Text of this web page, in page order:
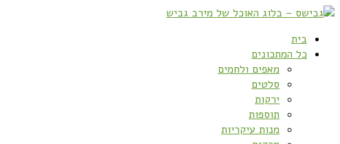
בית
כל המתכונים
מאפים ולחמים
סלטים
ירקות
תוספות
מנות עיקריות